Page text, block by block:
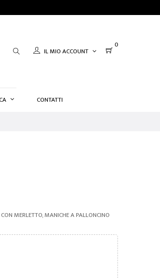
IL MIO ACCOUNT
0
CONTATTI
MERLETTO, MANICHE A PALLONCINO